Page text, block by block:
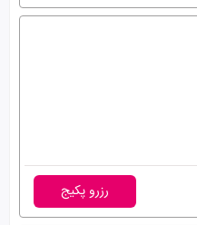
رزرو پکیج